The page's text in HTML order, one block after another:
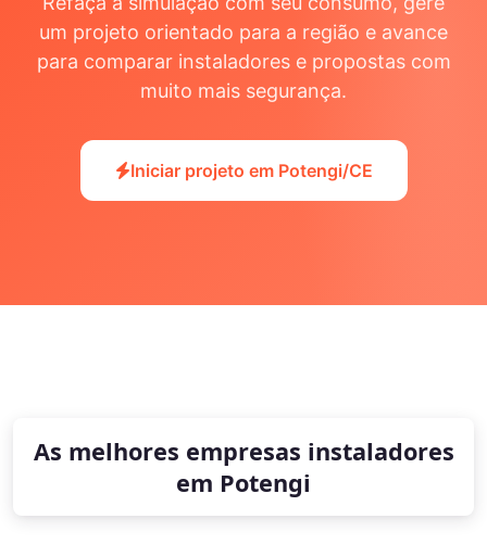
um projeto orientado para a região e avance
para comparar instaladores e propostas com
muito mais segurança.
Iniciar projeto em Potengi/CE
As melhores empresas instaladores
em Potengi